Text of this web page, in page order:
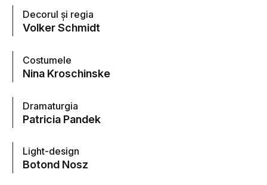
Decorul și regia
Volker Schmidt
Costumele
Nina Kroschinske
Dramaturgia
Patricia Pandek
Light-design
Botond Nosz